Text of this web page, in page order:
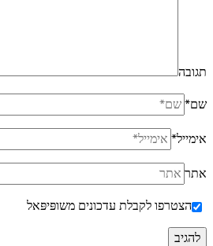
תגובה
שם*
אימייל*
אתר
הצטרפו לקבלת עדכונים משופּיפּאל